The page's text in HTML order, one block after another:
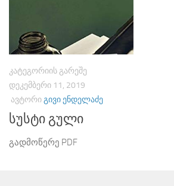
ᲙᲐᲢᲔᲒᲝᲠᲘᲘᲡ ᲒᲐᲠᲔᲨᲔ
ᲓᲔᲙᲔᲛᲑᲔᲠᲘ 11, 2019
ᲐᲕᲢᲝᲠᲘᲒᲘᲕᲘ ᲔᲜᲓᲔᲚᲐᲫᲔ
სუსტი გული
გადმოწერე PDF